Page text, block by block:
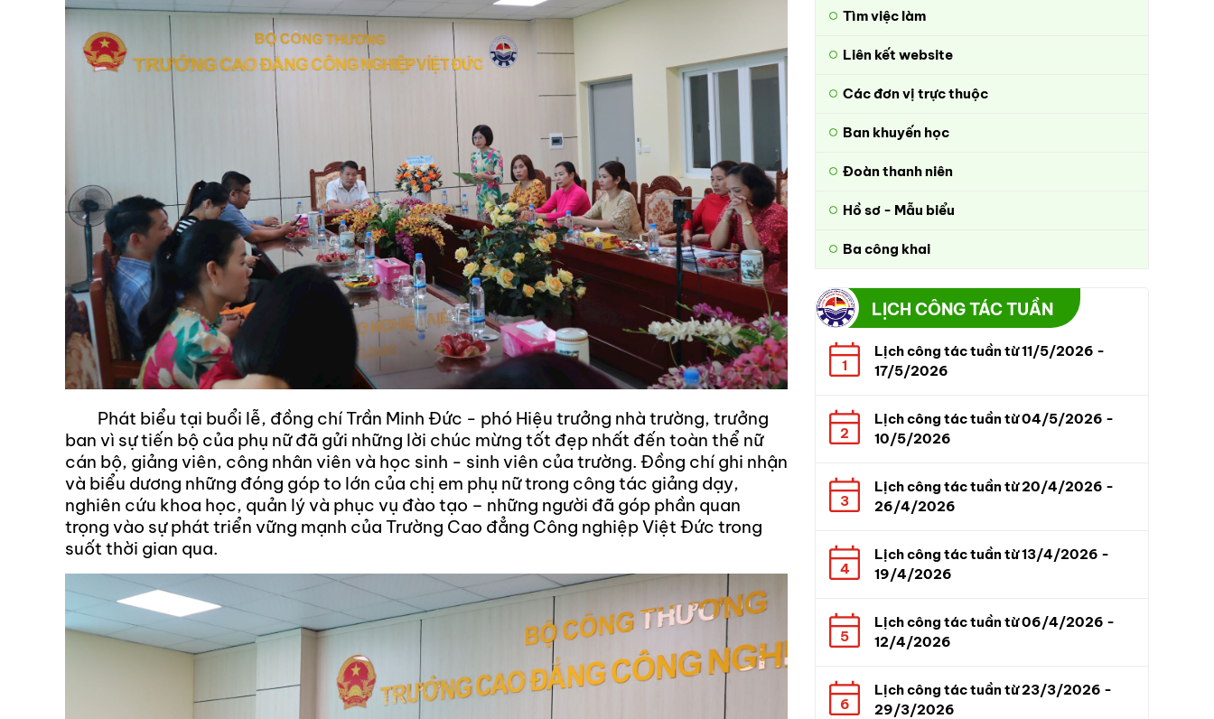
Phát biểu tại buổi lễ, đồng chí Trần Minh Đức - phó Hiệu trưởng nhà trường, trưởng
ban vì sự tiến bộ của phụ nữ đã gửi những lời chúc mừng tốt đẹp nhất đến toàn thể nữ
cán bộ, giảng viên, công nhân viên và học sinh - sinh viên của trường. Đồng chí ghi nhận
và biểu dương những đóng góp to lớn của chị em phụ nữ trong công tác giảng dạy,
nghiên cứu khoa học, quản lý và phục vụ đào tạo – những người đã góp phần quan
trọng vào sự phát triển vững mạnh của Trường Cao đẳng Công nghiệp Việt Đức trong
suốt thời gian qua.
Tìm việc làm
Liên kết website
Các đơn vị trực thuộc
Ban khuyến học
Đoàn thanh niên
Hồ sơ - Mẫu biểu
Ba công khai
LỊCH CÔNG TÁC TUẦN
1
Lịch công tác tuần từ 11/5/2026 -
17/5/2026
2
Lịch công tác tuần từ 04/5/2026 -
10/5/2026
3
Lịch công tác tuần từ 20/4/2026 -
26/4/2026
4
Lịch công tác tuần từ 13/4/2026 -
19/4/2026
5
Lịch công tác tuần từ 06/4/2026 -
12/4/2026
6
Lịch công tác tuần từ 23/3/2026 -
29/3/2026